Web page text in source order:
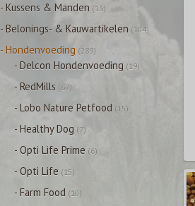
- Kussens & Manden (13)
- Belonings- & Kauwartikelen (104)
- Hondenvoeding (289)
- Delcon Hondenvoeding (19)
- RedMills (67)
- Lobo Nature Petfood (15)
- Healthy Dog (7)
- Opti Life Prime (6)
- Opti Life (15)
- Farm Food (10)